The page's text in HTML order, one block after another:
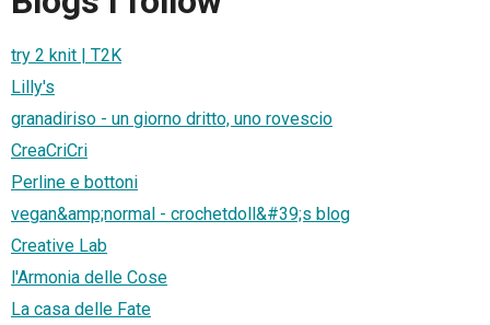
try 2 knit | T2K
Lilly's
granadiriso - un giorno dritto, uno rovescio
CreaCriCri
Perline e bottoni
vegan&amp;normal - crochetdoll&#39;s blog
Creative Lab
l'Armonia delle Cose
La casa delle Fate